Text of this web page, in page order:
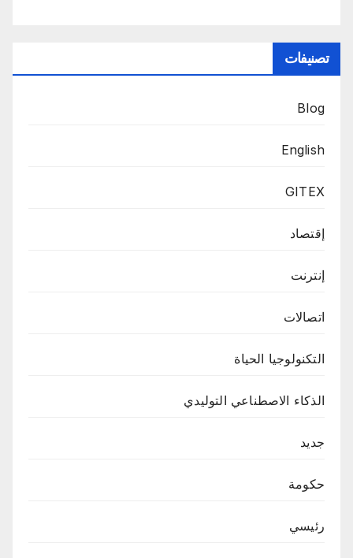
تصنيفات
Blog
English
GITEX
إقتصاد
إنترنت
اتصالات
التكنولوجيا الحياة
الذكاء الاصطناعي التوليدي
جديد
حكومة
رئيسي